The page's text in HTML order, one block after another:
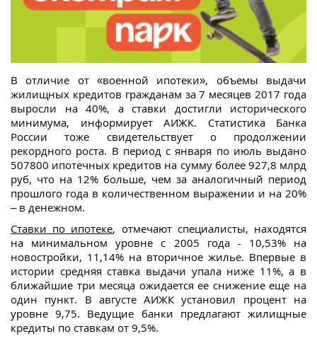
В отличие от «военной ипотеки», объемы выдачи
жилищных кредитов гражданам за 7 месяцев 2017 года
выросли на 40%, а ставки достигли исторического
минимума, информирует АИЖК. Статистика Банка
России тоже свидетельствует о продолжении
рекордного роста. В период с января по июль выдано
507800 ипотечных кредитов на сумму более 927,8 млрд
руб, что на 12% больше, чем за аналогичный период
прошлого года в количественном выражении и на 20%
– в денежном.
Ставки по ипотеке, отмечают специалисты, находятся
на минимальном уровне с 2005 года - 10,53% на
новостройки, 11,14% на вторичное жилье. Впервые в
истории средняя ставка выдачи упала ниже 11%, а в
ближайшие три месяца ожидается ее снижение еще на
один пункт. В августе АИЖК установил процент на
уровне 9,75. Ведущие банки предлагают жилищные
кредиты по ставкам от 9,5%.